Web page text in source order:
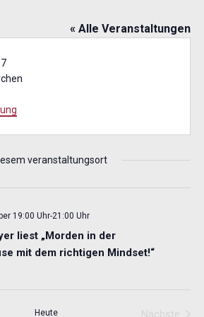
« Alle Veranstaltungen
veranstaltungsort
liest „Morden in der
mit dem richtigen Mindset!“
19:00 Uhr-21:00 Uhr
Heute